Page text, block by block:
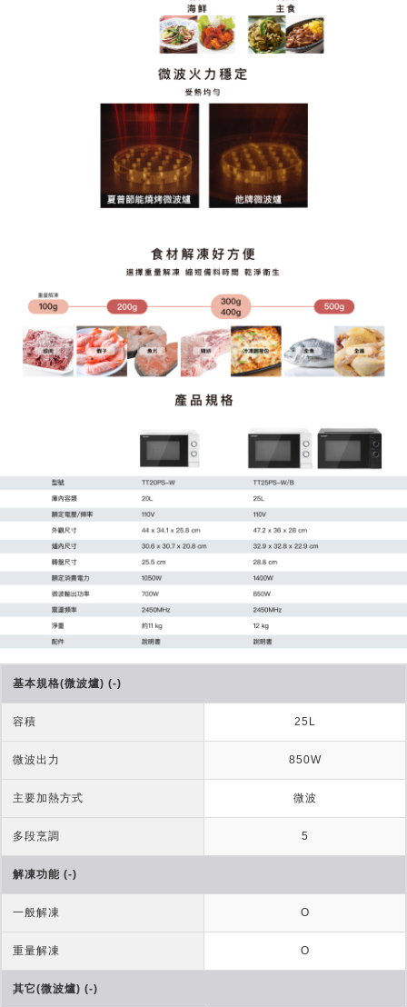
基本規格(微波爐) (-)
容積 25L
微波出力 850W
主要加熱方式 微波
多段烹調 5
解凍功能 (-)
一般解凍 O
重量解凍 O
其它(微波爐) (-)